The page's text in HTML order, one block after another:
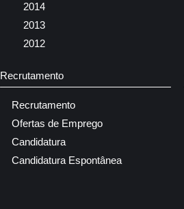
2014
2013
2012
Recrutamento
Recrutamento
Ofertas de Emprego
Candidatura
Candidatura Espontânea